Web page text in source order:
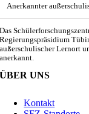
Anerkannter
Das
Regierungspräsidium
außerschulischer Lernort
anerkannt.
ÜBER UNS
Kontakt